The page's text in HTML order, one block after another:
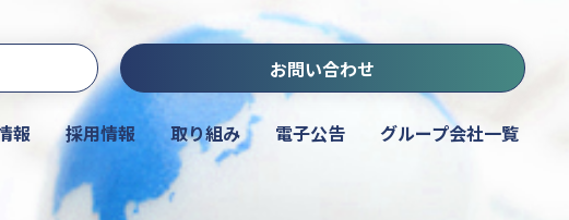
お問い合わせ
報 採用情報 取り組み 電子公告 グループ会社一覧